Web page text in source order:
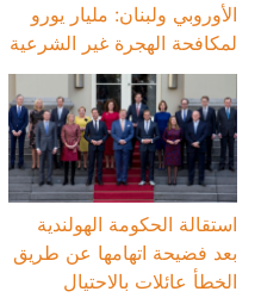
الأوروبي ولبنان: مليار يورو
لمكافحة الهجرة غير الشرعية
استقالة الحكومة الهولندية
بعد فضيحة اتهامها عن طريق
الخطأ عائلات بالاحتيال